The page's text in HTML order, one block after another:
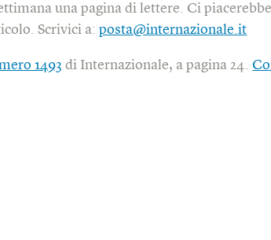
una pagina di lettere. Ci piacerebbe
Scrivici a:posta@internazionale.it
1493 di Internazionale, a pagina 24.